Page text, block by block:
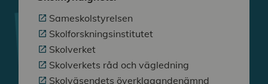
Sameskolstyrelsen
Skolforskningsinstitutet
Skolverket
Skolverkets råd och vägledning
Skolväsendets överklagandenämnd